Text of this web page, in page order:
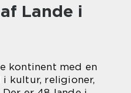
Lande i
kontinent med en
kultur, religioner,